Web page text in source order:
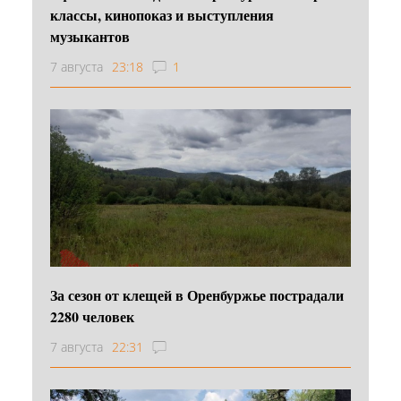
классы, кинопоказ и выступления
музыкантов
7 августа 23:18 1
За сезон от клещей в Оренбуржье пострадали
2280 человек
7 августа 22:31